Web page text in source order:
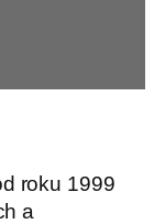
roku 1999
a